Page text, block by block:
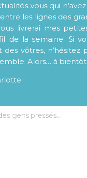
qui
les lignes des
livrerai mes
de la semaine. Si
des vôtres, n’hésitez
Alors… à bientôt
gens pressés...